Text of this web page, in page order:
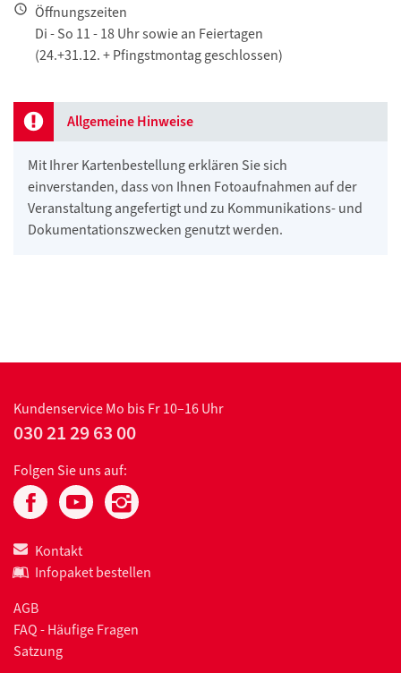
Öffnungszeiten
Di - So 11 - 18 Uhr sowie an Feiertagen
(24.+31.12. + Pfingstmontag geschlossen)
Allgemeine Hinweise
Mit Ihrer Kartenbestellung erklären Sie sich
einverstanden, dass von Ihnen Fotoaufnahmen auf der
Veranstaltung angefertigt und zu Kommunikations- und
Dokumentationszwecken genutzt werden.
KundenserviceMo bis Fr 10–16 Uhr
030 21 29 63 00
Folgen Sie uns auf:
Kontakt
Infopaket bestellen
AGB
FAQ - Häufige Fragen
Satzung